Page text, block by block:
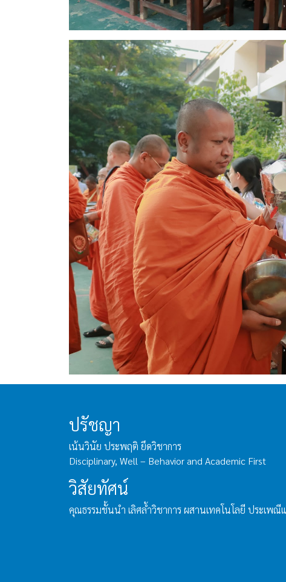
ปรัชญา
เน้นวินัย ประพฤติ ยึดวิชาการ
Disciplinary, Well – Behavior and Academic First
วิสัยทัศน์
คุณธรรมชั้นนำ เลิศล้ำวิชาการ ผสานเทคโนโลยี ประเพ